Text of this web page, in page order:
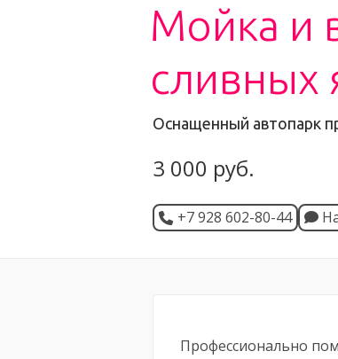
Мойка и
сливных
Оснащенный автопарк
3 000 руб.
+7 928 602-80-44
Профессионально